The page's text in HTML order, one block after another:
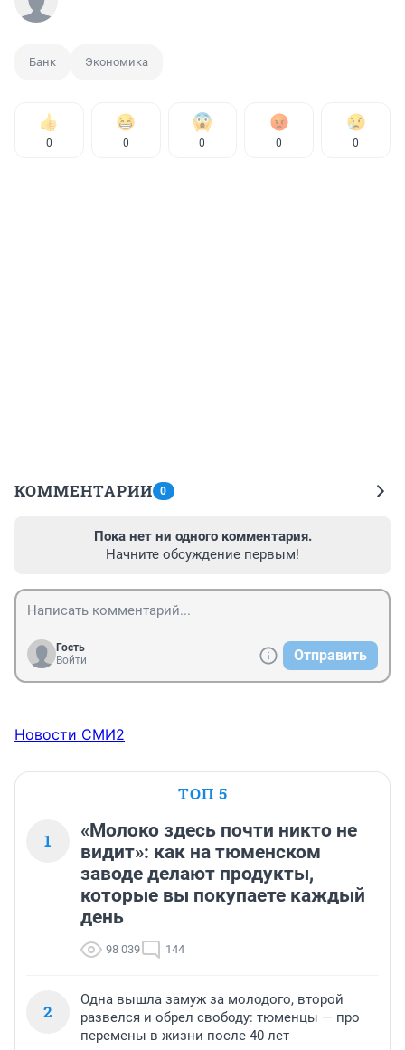
Банк Экономика
0 0 0 0 0
КОММЕНТАРИИ 0
Пока нет ни одного комментария.
Начните обсуждение первым!
Гость
Войти
Отправить
Новости СМИ2
ТОП 5
1
«Молоко здесь почти никто не
видит»: как на тюменском
заводе делают продукты,
которые вы покупаете каждый
день
98 039 144
2
Одна вышла замуж за молодого, второй
развелся и обрел свободу: тюменцы — про
перемены в жизни после 40 лет